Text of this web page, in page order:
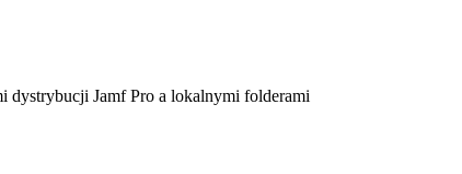
dystrybucji Jamf Pro a lokalnymi folderami